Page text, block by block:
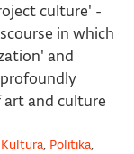
culture' -
in which
and
and culture
Kultura, Politika,